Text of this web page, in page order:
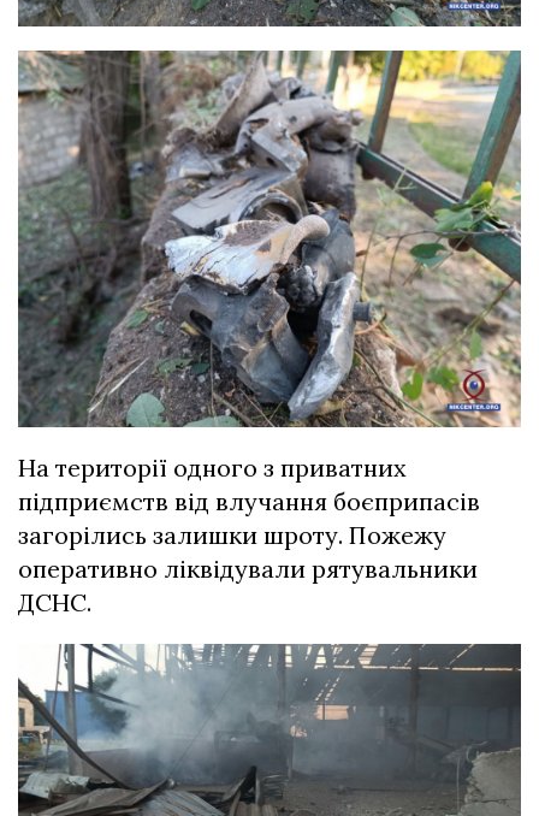
На території одного з приватних
підприємств від влучання боєприпасів
загорілись залишки шроту. Пожежу
оперативно ліквідували рятувальники
ДСНС.